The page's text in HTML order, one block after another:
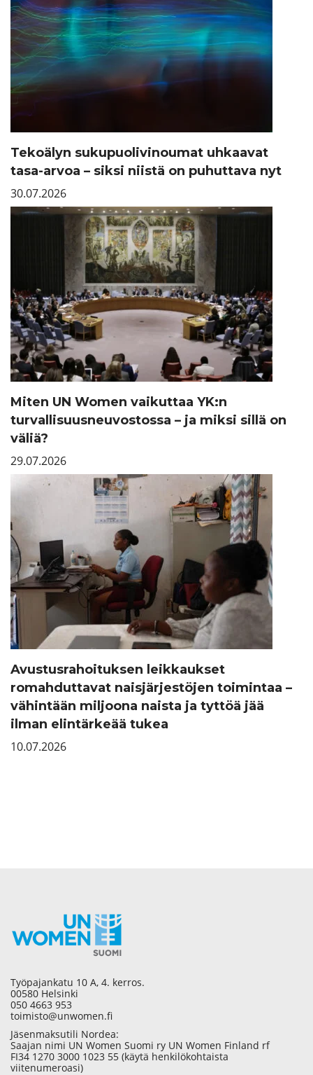
Tekoälyn sukupuolivinoumat uhkaavat
tasa-arvoa – siksi niistä on puhuttava nyt
30.07.2026
Miten UN Women vaikuttaa YK:n
turvallisuusneuvostossa – ja miksi sillä on
väliä?
29.07.2026
Avustusrahoituksen leikkaukset
romahduttavat naisjärjestöjen toimintaa –
vähintään miljoona naista ja tyttöä jää
ilman elintärkeää tukea
10.07.2026
Työpajankatu 10 A, 4. kerros.
00580 Helsinki
050 4663 953
toimisto@unwomen.fi
Jäsenmaksutili Nordea:
Saajan nimi UN Women Suomi ry UN Women Finland rf
FI34 1270 3000 1023 55 (käytä henkilökohtaista
viitenumeroasi)